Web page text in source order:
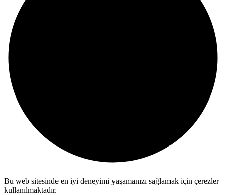
Bu web sitesinde en iyi deneyimi yaşamanızı sağlamak için çerezler
kullanılmaktadır.